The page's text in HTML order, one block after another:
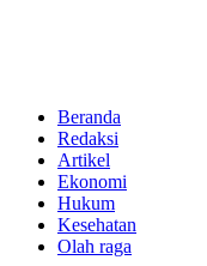
Beranda
Redaksi
Artikel
Ekonomi
Hukum
Kesehatan
Olah raga